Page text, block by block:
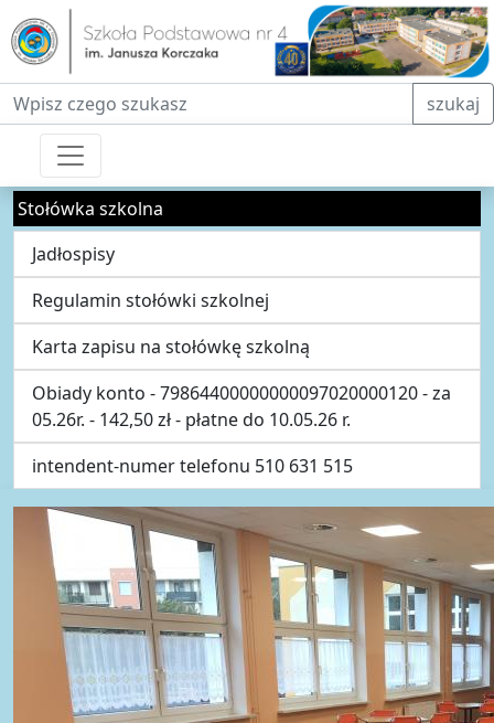
Fraza do wyszukiwania szukaj
Stołówka szkolna
Jadłospisy
Regulamin stołówki szkolnej
Karta zapisu na stołówkę szkolną
Obiady konto - 79864400000000097020000120 - za
05.26r. - 142,50 zł - płatne do 10.05.26 r.
intendent-numer telefonu 510 631 515